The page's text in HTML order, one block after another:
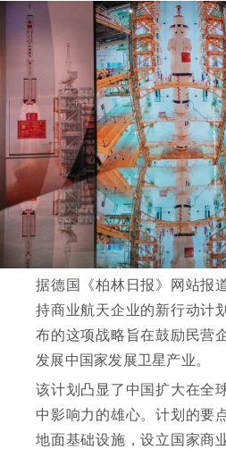
据德国《柏林日报》网站报
持商业航天企业的新行动计
布的这项战略旨在鼓励民营
发展中国家发展卫星产业。
该计划凸显了中国扩大在全
中影响力的雄心。计划的要
地面基础设施，设立国家商